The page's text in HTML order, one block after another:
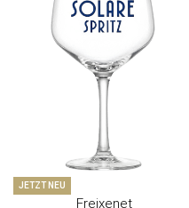
JETZT NEU
Freixenet